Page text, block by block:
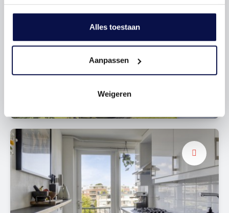
Alles toestaan
Aanpassen
Weigeren